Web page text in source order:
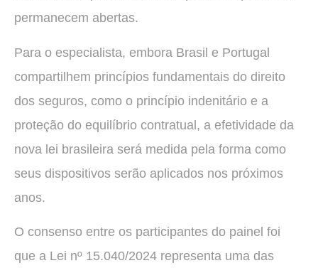
permanecem abertas.
Para o especialista, embora Brasil e Portugal
compartilhem princípios fundamentais do direito
dos seguros, como o princípio indenitário e a
proteção do equilíbrio contratual, a efetividade da
nova lei brasileira será medida pela forma como
seus dispositivos serão aplicados nos próximos
anos.
O consenso entre os participantes do painel foi
que a Lei nº 15.040/2024 representa uma das